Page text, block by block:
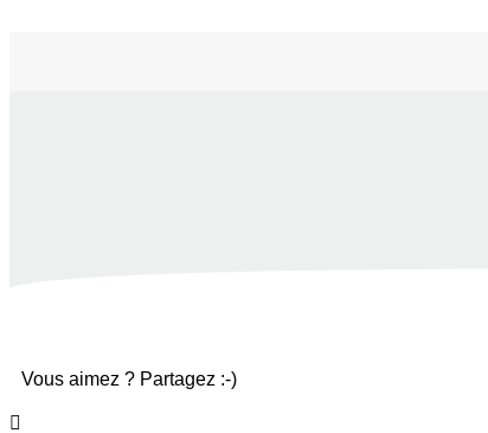
Vous aimez ? Partagez :-)